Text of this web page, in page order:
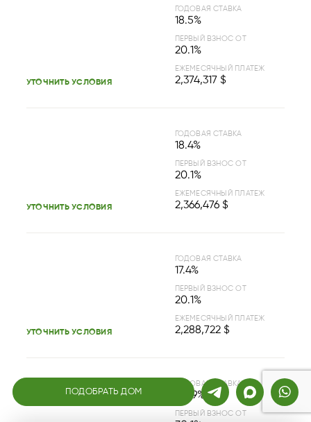
УТОЧНИТЬ УСЛОВИЯ
ГОДОВАЯ СТАВКА
18.5%
ПЕРВЫЙ ВЗНОС ОТ
20.1%
ЕЖЕМЕСЯЧНЫЙ ПЛАТЕЖ
2,374,317 $
УТОЧНИТЬ УСЛОВИЯ
ГОДОВАЯ СТАВКА
18.4%
ПЕРВЫЙ ВЗНОС ОТ
20.1%
ЕЖЕМЕСЯЧНЫЙ ПЛАТЕЖ
2,366,476 $
УТОЧНИТЬ УСЛОВИЯ
ГОДОВАЯ СТАВКА
17.4%
ПЕРВЫЙ ВЗНОС ОТ
20.1%
ЕЖЕМЕСЯЧНЫЙ ПЛАТЕЖ
2,288,722 $
ГОДОВАЯ СТАВКА
17.59%
ПЕРВЫЙ ВЗНОС ОТ
ПОДОБРАТЬ ДОМ